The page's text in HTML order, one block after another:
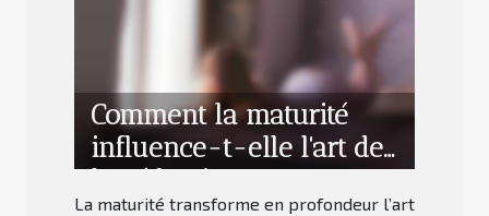
Comment la maturité
influence-t-elle l'art de
la séduction ?
La maturité transforme en profondeur l’art